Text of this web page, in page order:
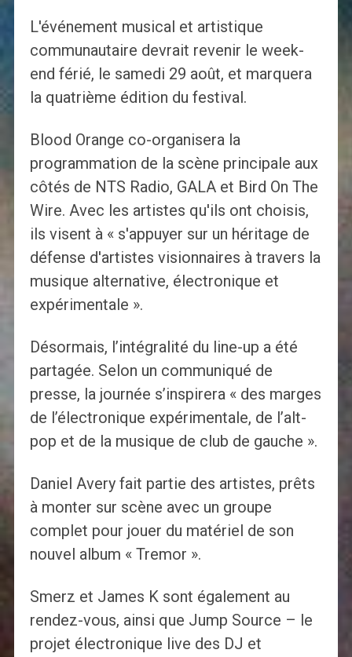
L'événement musical et artistique
communautaire devrait revenir le week-
end férié, le samedi 29 août, et marquera
la quatrième édition du festival.
Blood Orange co-organisera la
programmation de la scène principale aux
côtés de NTS Radio, GALA et Bird On The
Wire. Avec les artistes qu'ils ont choisis,
ils visent à « s'appuyer sur un héritage de
défense d'artistes visionnaires à travers la
musique alternative, électronique et
expérimentale ».
Désormais, l’intégralité du line-up a été
partagée. Selon un communiqué de
presse, la journée s’inspirera « des marges
de l’électronique expérimentale, de l’alt-
pop et de la musique de club de gauche ».
Daniel Avery fait partie des artistes, prêts
à monter sur scène avec un groupe
complet pour jouer du matériel de son
nouvel album « Tremor ».
Smerz et James K sont également au
rendez-vous, ainsi que Jump Source – le
projet électronique live des DJ et